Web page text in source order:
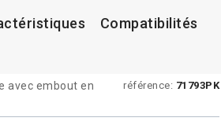
Compatibilités
référence: 71793PK
avec embout en